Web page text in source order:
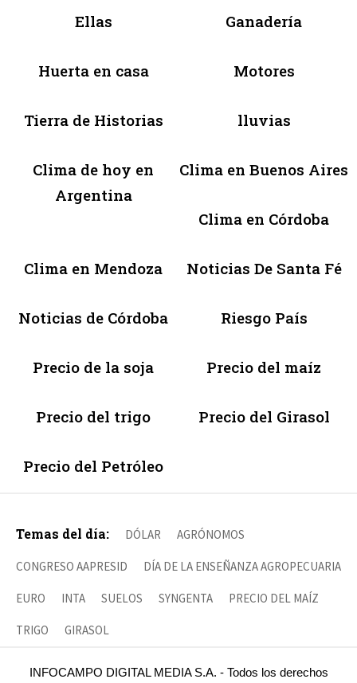
Ellas Ganadería
Huerta en casa Motores
Tierra de Historias lluvias
Clima de hoy en
Argentina
Clima en Buenos Aires
Clima en Córdoba
Clima en Mendoza Noticias De Santa Fé
Noticias de Córdoba Riesgo País
Precio de la soja Precio del maíz
Precio del trigo Precio del Girasol
Precio del Petróleo
Temas del día: DÓLAR AGRÓNOMOS
CONGRESO AAPRESID DÍA DE LA ENSEÑANZA AGROPECUARIA
EURO INTA SUELOS SYNGENTA PRECIO DEL MAÍZ
TRIGO GIRASOL
INFOCAMPO DIGITAL MEDIA S.A. - Todos los derechos